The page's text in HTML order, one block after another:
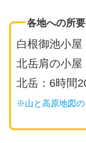
各地への所
白根御池小屋
北岳肩の小屋
北岳：6時間
※山と高原地図の